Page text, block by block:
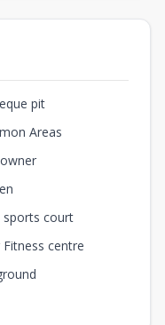
pit
Areas
sports court
Fitness centre